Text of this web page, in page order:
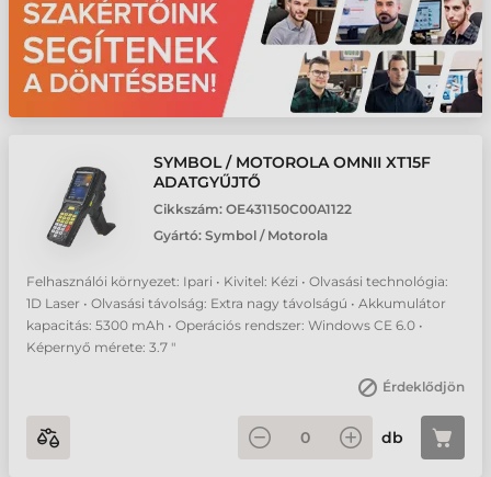
SYMBOL / MOTOROLA OMNII XT15F
ADATGYŰJTŐ
Cikkszám: OE431150C00A1122
Gyártó: Symbol / Motorola
Felhasználói környezet: Ipari • Kivitel: Kézi • Olvasási technológia:
1D Laser • Olvasási távolság: Extra nagy távolságú • Akkumulátor
kapacitás: 5300 mAh • Operációs rendszer: Windows CE 6.0 •
Képernyő mérete: 3.7 "
Érdeklődjön
db